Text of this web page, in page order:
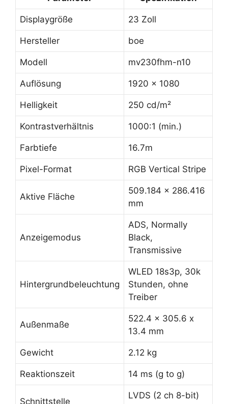
Displaygröße 23 Zoll
Hersteller boe
Modell mv230fhm-n10
Auflösung 1920 x 1080
Helligkeit 250 cd/m²
Kontrastverhältnis 1000:1 (min.)
Farbtiefe 16.7m
Pixel-Format RGB Vertical Stripe
Aktive Fläche
509.184 x 286.416
mm
Anzeigemodus
ADS, Normally
Black,
Transmissive
Hintergrundbeleuchtung
WLED 18s3p, 30k
Stunden, ohne
Treiber
Außenmaße
522.4 x 305.6 x
13.4 mm
Gewicht 2.12 kg
Reaktionszeit 14 ms (g to g)
Schnittstelle
LVDS (2 ch 8-bit)